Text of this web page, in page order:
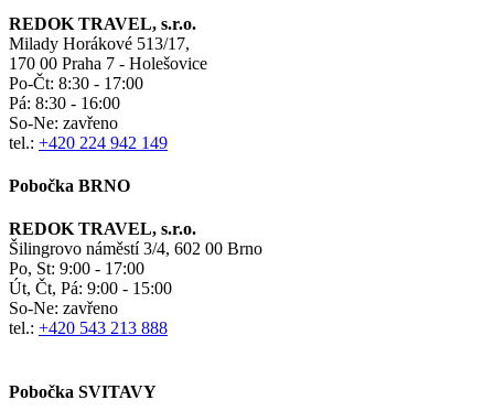
REDOK TRAVEL, s.r.o.
Milady Horákové 513/17,
170 00 Praha 7 - Holešovice
Po-Čt: 8:30 - 17:00
Pá: 8:30 - 16:00
So-Ne: zavřeno
tel.: +420 224 942 149
Pobočka BRNO
REDOK TRAVEL, s.r.o.
Šilingrovo náměstí 3/4, 602 00 Brno
Po, St: 9:00 - 17:00
Út, Čt, Pá: 9:00 - 15:00
So-Ne: zavřeno
tel.: +420 543 213 888
Pobočka SVITAVY